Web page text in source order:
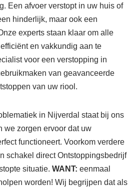
Een afvoer verstopt in uw huis of
hinderlijk, maar ook een
experts staan klaar om alle
en vakkundig aan te
voor een verstopping in
van geavanceerde
van uw riool.
in Nijverdal staat bij ons
we zorgen ervoor dat uw
functioneert. Voorkom verdere
schakel direct Ontstoppingsbedrijf
situatie. WANT: eenmaal
worden! Wij begrijpen dat als